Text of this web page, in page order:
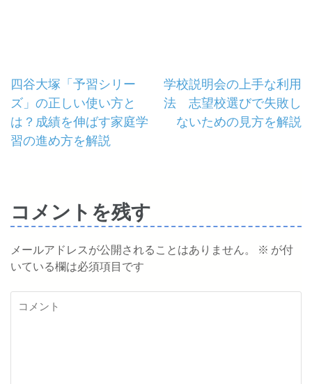
投
稿
ナ
ー
シ
ン
四谷大塚「予習シリー
ズ」の正しい使い方と
は？成績を伸ばす家庭学
習の進め方を解説
学校説明会の上手な利用
法 志望校選びで失敗し
ないための見方を解説
コメントを残す
メールアドレスが公開されることはありません。 ※ が付
いている欄は必須項目です